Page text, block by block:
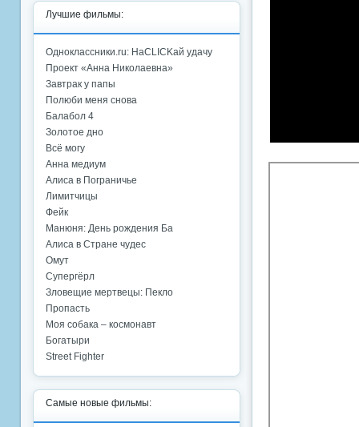
Лучшие фильмы:
Одноклассники.ru: НаCLICKай удачу
Проект «Анна Николаевна»
Завтрак у папы
Полюби меня снова
Балабол 4
Золотое дно
Всё могу
Анна медиум
Алиса в Пограничье
Лимитчицы
Фейк
Манюня: День рождения Ба
Алиса в Стране чудес
Омут
Супергёрл
Зловещие мертвецы: Пекло
Пропасть
Моя собака – космонавт
Богатыри
Street Fighter
Самые новые фильмы: